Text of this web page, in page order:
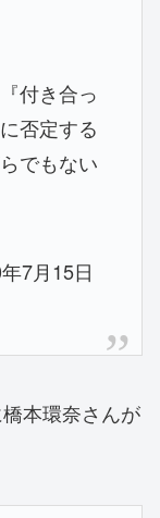
付き合っ
否定する
でもない
7月15日
本環奈さんが